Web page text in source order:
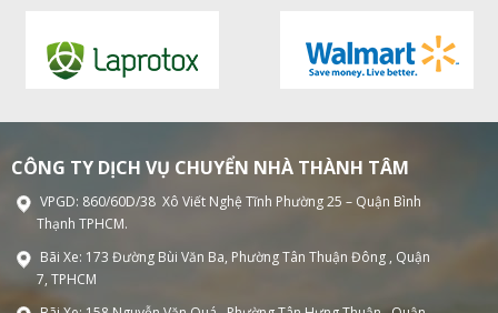
CÔNG TY DỊCH VỤ CHUYỂN NHÀ THÀNH TÂM
VPGD: 860/60D/38 Xô Viết Nghệ Tĩnh Phường 25 – Quận Bình
Thạnh TPHCM.
Bãi Xe: 173 Đường Bùi Văn Ba, Phường Tân Thuận Đông , Quận
7, TPHCM